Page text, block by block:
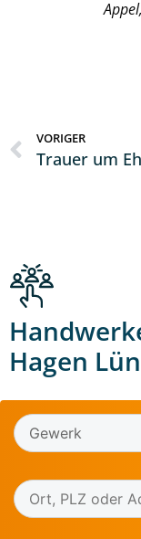
VORIGER
Hagen